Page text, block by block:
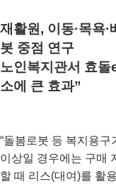
재활원, 이동·목욕·
봇 중점 연구
노인복지관서 효
소에 큰 효과”
“돌봄로봇 등 복지용
이상일 경우에는 구매
할 때 리스(대여)를 활